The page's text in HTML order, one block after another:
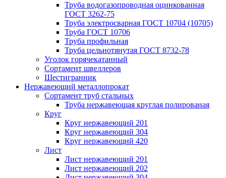
Труба водогазопроводная оцинкованная
ГОСТ 3262-75
Труба электросварная ГОСТ 10704 (10705)
Труба ГОСТ 10706
Труба профильная
Труба цельнотянутая ГОСТ 8732-78
Уголок горячекатанный
Сортамент швеллеров
Шестигранник
Нержавеющий металлопрокат
Сортамент труб стальных
Труба нержавеющая круглая полированая
Круг
Круг нержавеющий 201
Круг нержавеющий 304
Круг нержавеющий 420
Лист
Лист нержавеющий 201
Лист нержавеющий 202